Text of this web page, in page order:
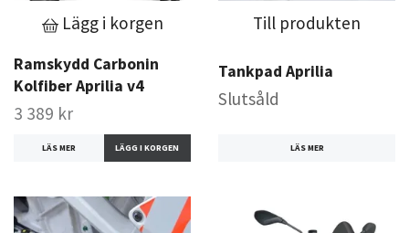
Lägg i korgen
Ramskydd Carbonin
Kolfiber Aprilia v4
3 389 kr
LÄS MER
Till produkten
Tankpad Aprilia
Slutsåld
LÄS MER